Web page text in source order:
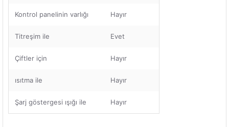
Kontrol panelinin varlığı Hayır
Titreşim ile Evet
Çiftler için Hayır
ısıtma ile Hayır
Şarj göstergesi ışığı ile Hayır